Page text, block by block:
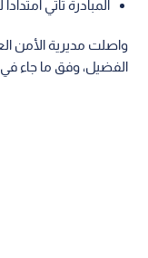
المبادرة تأتي
واصلت مديرية الأمن
الفضيل، وفق ما جاء